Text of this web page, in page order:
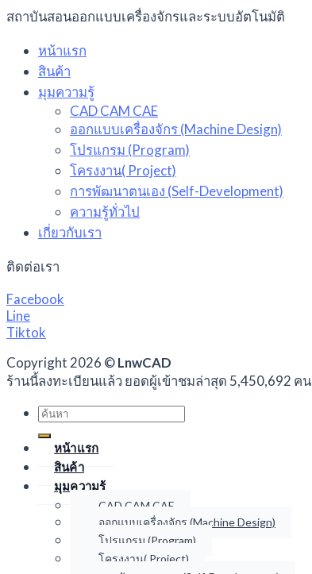
สถาบันสอนออกแบบเครื่องจักรและระบบอัตโนมัติ
หน้าแรก
สินค้า
มุมความรู้
CAD CAM CAE
ออกแบบเครื่องจักร (Machine Design)
โปรแกรม (Program)
โครงงาน( Project)
การพัฒนาตนเอง (Self-Development)
ความรู้ทั่วไป
เกี่ยวกับเรา
ติดต่อเรา
Facebook
Line
Tiktok
Copyright 2026 ©LnwCAD
ร้านนี้ลงทะเบียนแล้ว ยอดผู้เข้าชมล่าสุด 5,450,692 คน
Search
หน้าแรก
สินค้า
มุมความรู้
CAD CAM CAE
ออกแบบเครื่องจักร (Machine Design)
โปรแกรม (Program)
โครงงาน( Project)